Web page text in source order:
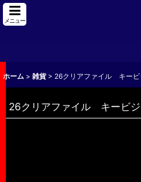
メニュー
ホーム > 雑貨 > 26クリアファイル キービ
26クリアファイル キービジ